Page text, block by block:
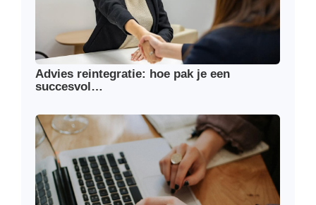
Advies reintegratie: hoe pak je een
succesvol…